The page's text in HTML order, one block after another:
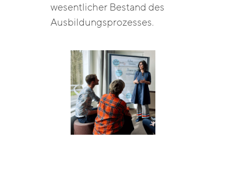
wesentlicher Bestand des
Ausbildungsprozesses.